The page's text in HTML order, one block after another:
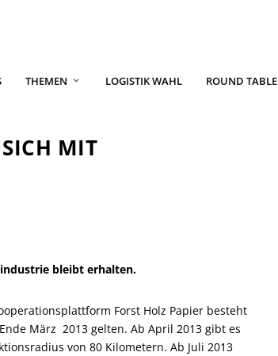
THEMEN LOGISTIK WAHL ROUND TABLE
MIT
bleibt erhalten.
Forst Holz Papier besteht
März 2013 gelten. Ab April 2013 gibt es
von 80 Kilometern. Ab Juli 2013